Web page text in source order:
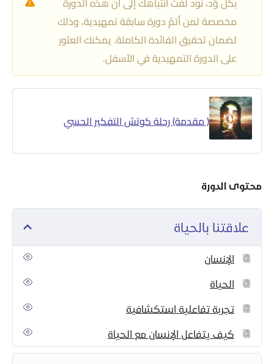
مخصصة لمن أتمّ دورة سابقة تمهيدية، وذلك
لضمان تحقيق الفائدة الكاملة. يمكنك العثور
على الدورة التمهيدية في الأسفل.
( مقدمة) رحلة كوتش التفكير الحسي
محتوى الدورة
علاقتنا بالحياة
الإنسان
الحياة
تجربة تفاعلية استكشافية
‏كيف يتفاعل الإنسان مع الحياة